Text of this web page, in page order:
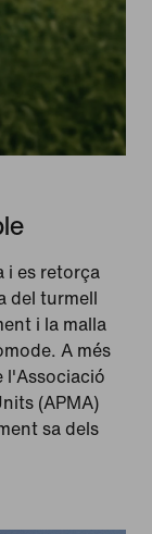
i es retorça
del turmell
i la malla
A més
l'Associació
(APMA)
sa dels